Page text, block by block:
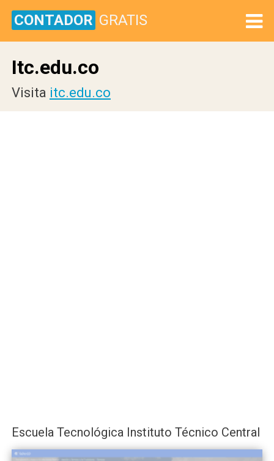
CONTADOR GRATIS
Itc.edu.co
Visita itc.edu.co
Escuela Tecnológica Instituto Técnico Central